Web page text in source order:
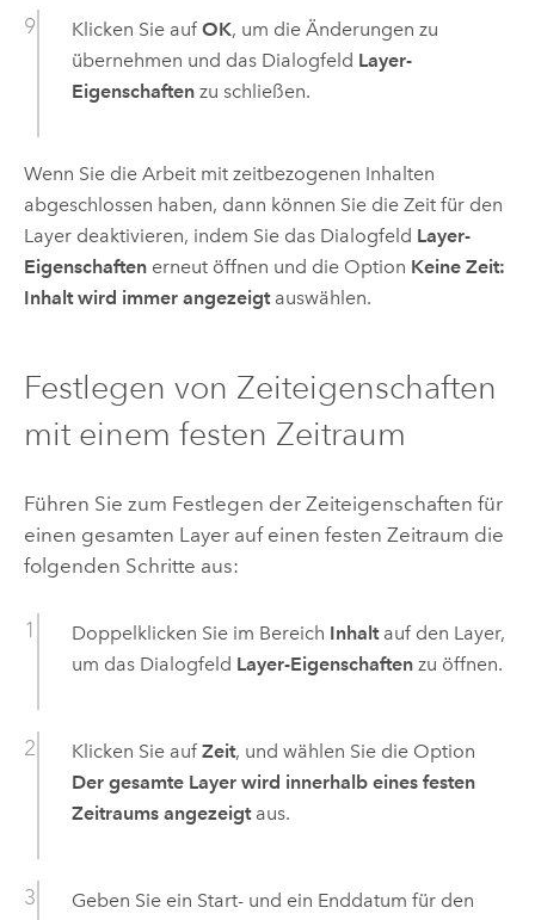
Klicken Sie auf OK, um die Änderungen zu
übernehmen und das Dialogfeld Layer-
Eigenschaftenzu schließen.
Wenn Sie die Arbeit mit zeitbezogenen Inhalten
abgeschlossen haben, dann können Sie die Zeit für den
Layer deaktivieren, indem Sie das Dialogfeld Layer-
Eigenschaftenerneut öffnen und die Option Keine Zeit:
Inhalt wird immer angezeigtauswählen.
Festlegen von Zeiteigenschaften
mit einem festen Zeitraum
Führen Sie zum Festlegen der Zeiteigenschaften für
einen gesamten Layer auf einen festen Zeitraum die
folgenden Schritte aus:
Doppelklicken Sie im Bereich Inhaltauf den Layer,
um das Dialogfeld Layer-Eigenschaftenzu öffnen.
Klicken Sie auf Zeit, und wählen Sie die Option
Der gesamte Layer wird innerhalb eines festen
Zeitraums angezeigtaus.
Geben Sie ein Start- und ein Enddatum für den